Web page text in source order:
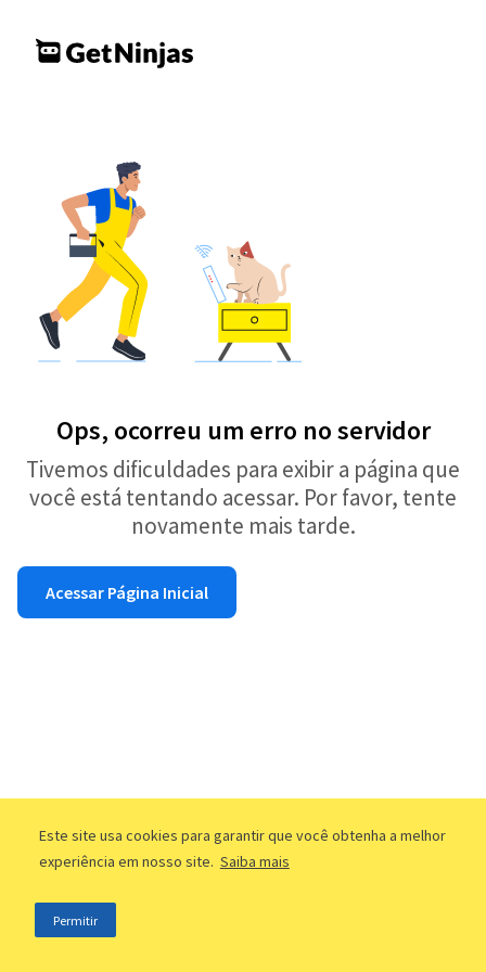
Este site usa cookies para garantir que você obtenha a melhor
experiência em nosso site. Saiba mais
Permitir
Ops, ocorreu um erro no servidor
Tivemos dificuldades para exibir a página que
você está tentando acessar. Por favor, tente
novamente mais tarde.
Acessar Página Inicial